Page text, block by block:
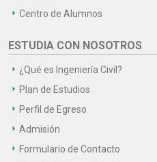
Centro de Alumnos
ESTUDIA CON NOSOTROS
¿Qué es Ingeniería Civil?
Plan de Estudios
Perfil de Egreso
Admisión
Formulario de Contacto